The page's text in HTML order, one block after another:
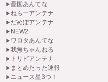
憂国あんてな
ねらーアンテナ
だめぽアンテナ
NEW2
ワロタあんてな
我無ちゃんねる
トリビアンテナ
まとめたった速報
ニュース星3つ！